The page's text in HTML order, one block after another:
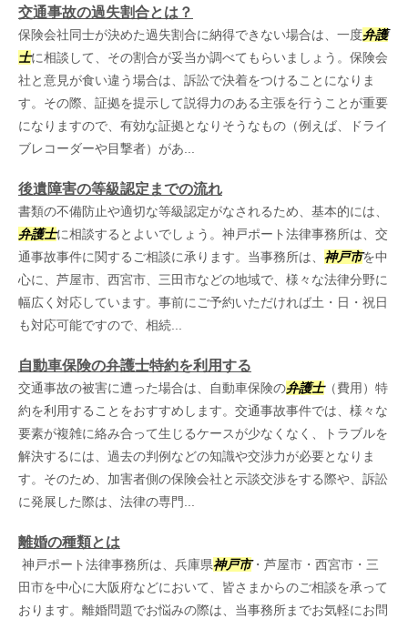
交通事故の過失割合とは？
保険会社同士が決めた過失割合に納得できない場合は、一度弁護
士に相談して、その割合が妥当か調べてもらいましょう。保険会
社と意見が食い違う場合は、訴訟で決着をつけることになりま
す。その際、証拠を提示して説得力のある主張を行うことが重要
になりますので、有効な証拠となりそうなもの（例えば、ドライ
ブレコーダーや目撃者）があ...
後遺障害の等級認定までの流れ
書類の不備防止や適切な等級認定がなされるため、基本的には、
弁護士に相談するとよいでしょう。神戸ポート法律事務所は、交
通事故事件に関するご相談に承ります。当事務所は、 神戸市を中
心に、芦屋市、西宮市、三田市などの地域で、様々な法律分野に
幅広く対応しています。事前にご予約いただければ土・日・祝日
も対応可能ですので、相続...
自動車保険の弁護士特約を利用する
交通事故の被害に遭った場合は、自動車保険の弁護士（費用）特
約を利用することをおすすめします。交通事故事件では、様々な
要素が複雑に絡み合って生じるケースが少なくなく、トラブルを
解決するには、過去の判例などの知識や交渉力が必要となりま
す。そのため、加害者側の保険会社と示談交渉をする際や、訴訟
に発展した際は、法律の専門...
離婚の種類とは
神戸ポート法律事務所は、兵庫県神戸市・芦屋市・西宮市・三
田市を中心に大阪府などにおいて、皆さまからのご相談を承って
おります。離婚問題でお悩みの際は、当事務所までお気軽にお問